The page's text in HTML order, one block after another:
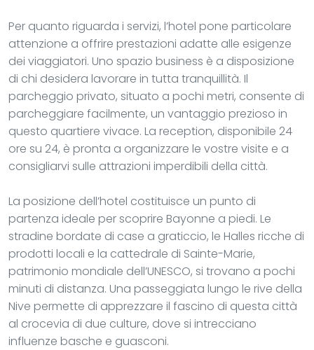
Per quanto riguarda i servizi, l’hotel pone particolare
attenzione a offrire prestazioni adatte alle esigenze
dei viaggiatori. Uno spazio business è a disposizione
di chi desidera lavorare in tutta tranquillità. Il
parcheggio privato, situato a pochi metri, consente di
parcheggiare facilmente, un vantaggio prezioso in
questo quartiere vivace. La reception, disponibile 24
ore su 24, è pronta a organizzare le vostre visite e a
consigliarvi sulle attrazioni imperdibili della città.
La posizione dell’hotel costituisce un punto di
partenza ideale per scoprire Bayonne a piedi. Le
stradine bordate di case a graticcio, le Halles ricche di
prodotti locali e la cattedrale di Sainte-Marie,
patrimonio mondiale dell’UNESCO, si trovano a pochi
minuti di distanza. Una passeggiata lungo le rive della
Nive permette di apprezzare il fascino di questa città
al crocevia di due culture, dove si intrecciano
influenze basche e guasconi.